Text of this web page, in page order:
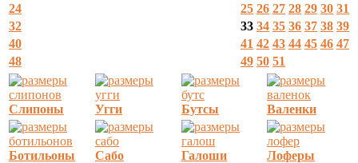
24
25 26 27 28 29 30 31
32
33 34 35 36 37 38 39
40
41 42 43 44 45 46 47
48
49 50 51
Слипоны Угги Бутсы Валенки
Ботильоны Сабо Галоши Лоферы